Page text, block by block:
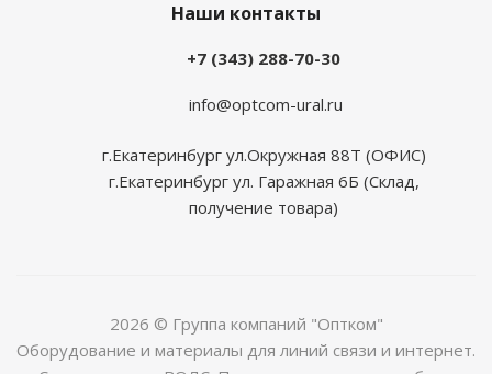
Наши контакты
+7 (343) 288-70-30
info@optcom-ural.ru
г.Екатеринбург ул.Окружная 88Т (ОФИС)
г.Екатеринбург ул. Гаражная 6Б (Склад,
получение товара)
2026 © Группа компаний "Оптком"
Оборудование и материалы для линий связи и интернет.